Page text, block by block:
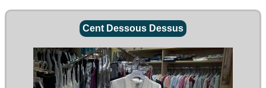
Cent Dessous Dessus